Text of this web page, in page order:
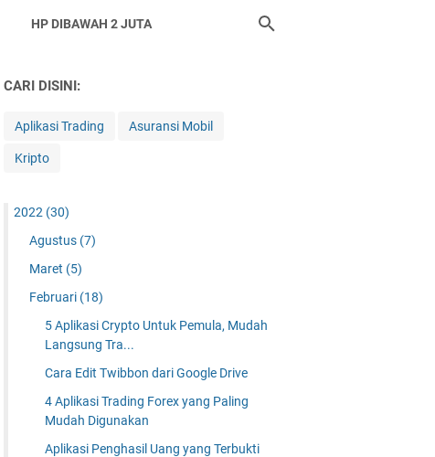
HP DIBAWAH 2 JUTA
CARI DISINI:
Aplikasi Trading Asuransi Mobil
Kripto
2022 (30)
Agustus (7)
Maret (5)
Februari (18)
5 Aplikasi Crypto Untuk Pemula, Mudah
Langsung Tra...
Cara Edit Twibbon dari Google Drive
4 Aplikasi Trading Forex yang Paling
Mudah Digunakan
Aplikasi Penghasil Uang yang Terbukti